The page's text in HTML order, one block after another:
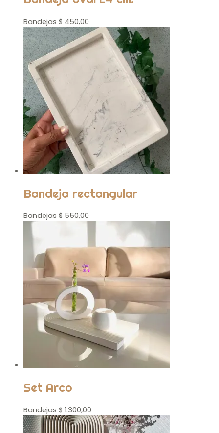
Bandejas $ 450,00
Bandeja rectangular
Bandejas $ 550,00
Set Arco
Bandejas $ 1.300,00